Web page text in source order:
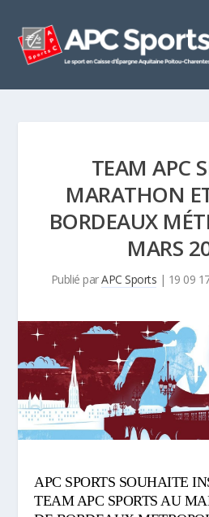
TEAM APC
MARATHON
BORDEAUX
MARS
Publié parAPC Sports | 19 09
APC SPORTS SOUHAITE
TEAM APC SPORTS AU